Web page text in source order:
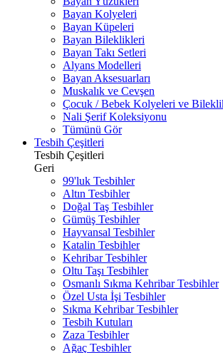
Bayan Kolyeleri
Bayan Küpeleri
Bayan Bileklikleri
Bayan Takı Setleri
Alyans Modelleri
Bayan Aksesuarları
Muskalık ve Cevşen
Çocuk / Bebek Kolyeleri ve
Nali Şerif Koleksiyonu
Tümünü Gör
Tesbih Çeşitleri
Tesbih Çeşitleri
Geri
99'luk Tesbihler
Altın Tesbihler
Doğal Taş Tesbihler
Gümüş Tesbihler
Hayvansal Tesbihler
Katalin Tesbihler
Kehribar Tesbihler
Oltu Taşı Tesbihler
Osmanlı Sıkma Kehribar Tesbihler
Özel Usta İşi Tesbihler
Sıkma Kehribar Tesbihler
Tesbih Kutuları
Zaza Tesbihler
Ağaç Tesbihler